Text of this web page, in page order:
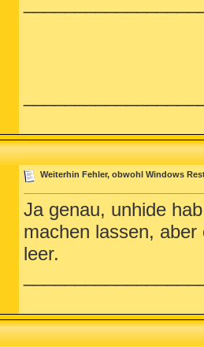
Weiterhin Fehler, obwohl Windows
Ja genau, unhide
machen lassen,
leer.